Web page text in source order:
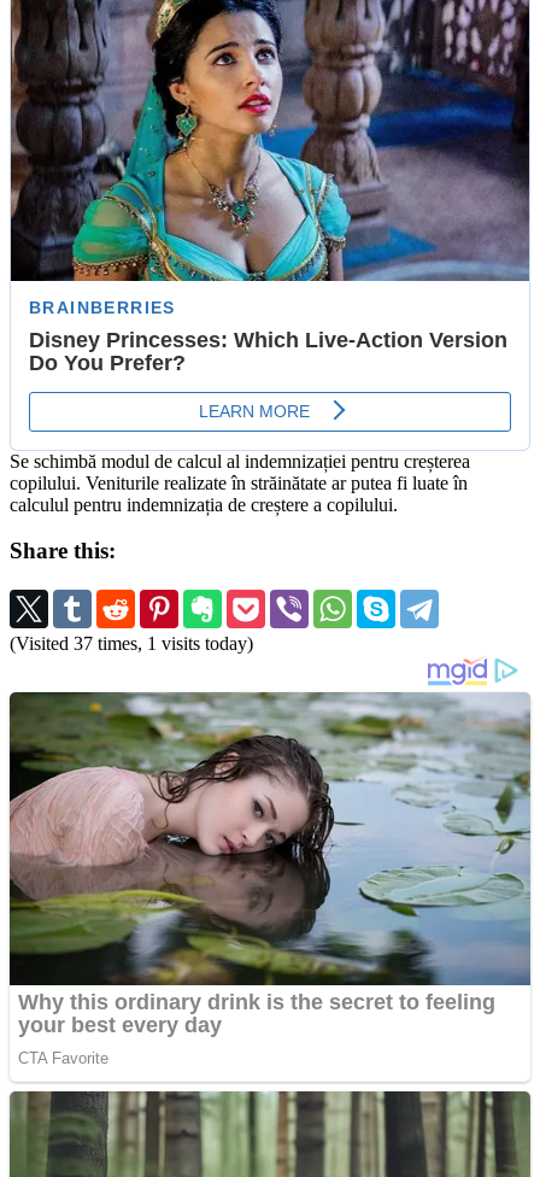
Se schimbă modul de calcul al indemnizației pentru creșterea
copilului. Veniturile realizate în străinătate ar putea fi luate în
calculul pentru indemnizația de creștere a copilului.
Share this:
(Visited 37 times, 1 visits today)